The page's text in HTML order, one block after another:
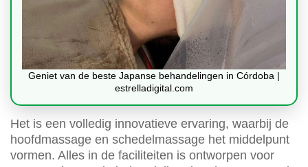
Geniet van de beste Japanse behandelingen in Córdoba |
estrelladigital.com
Het is een volledig innovatieve ervaring, waarbij de
hoofdmassage en schedelmassage het middelpunt
vormen. Alles in de faciliteiten is ontworpen voor